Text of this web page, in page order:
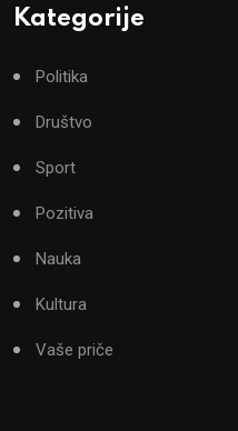
Kategorije
Politika
Društvo
Sport
Pozitiva
Nauka
Kultura
Vaše priče